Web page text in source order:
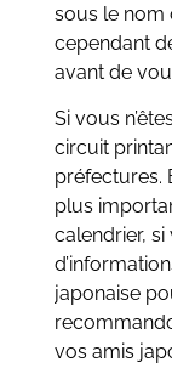
sous le nom
cependant
avant de
Si vous
circuit
préfectures.
plus
calendrier,
japonaise
vos amis